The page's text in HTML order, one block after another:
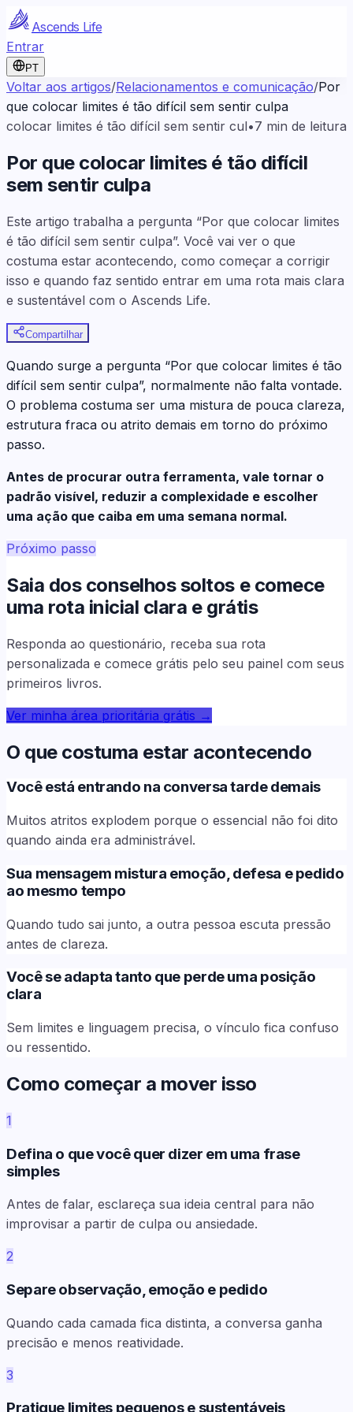
Ascends Life
Entrar
PT
Voltar aos artigos/Relacionamentos e comunicação/Por
que colocar limites é tão difícil sem sentir culpa
colocar limites é tão difícil sem sentir cul•7 min de leitura
Por que colocar limites é tão difícil
sem sentir culpa
Este artigo trabalha a pergunta “Por que colocar limites
é tão difícil sem sentir culpa”. Você vai ver o que
costuma estar acontecendo, como começar a corrigir
isso e quando faz sentido entrar em uma rota mais clara
e sustentável com o Ascends Life.
Compartilhar
Quando surge a pergunta “Por que colocar limites é tão
difícil sem sentir culpa”, normalmente não falta vontade.
O problema costuma ser uma mistura de pouca clareza,
estrutura fraca ou atrito demais em torno do próximo
passo.
Antes de procurar outra ferramenta, vale tornar o
padrão visível, reduzir a complexidade e escolher
uma ação que caiba em uma semana normal.
Próximo passo
Saia dos conselhos soltos e comece
uma rota inicial clara e grátis
Responda ao questionário, receba sua rota
personalizada e comece grátis pelo seu painel com seus
primeiros livros.
Ver minha área prioritária grátis →
O que costuma estar acontecendo
Você está entrando na conversa tarde demais
Muitos atritos explodem porque o essencial não foi dito
quando ainda era administrável.
Sua mensagem mistura emoção, defesa e pedido
ao mesmo tempo
Quando tudo sai junto, a outra pessoa escuta pressão
antes de clareza.
Você se adapta tanto que perde uma posição
clara
Sem limites e linguagem precisa, o vínculo fica confuso
ou ressentido.
Como começar a mover isso
1
Defina o que você quer dizer em uma frase
simples
Antes de falar, esclareça sua ideia central para não
improvisar a partir de culpa ou ansiedade.
2
Separe observação, emoção e pedido
Quando cada camada fica distinta, a conversa ganha
precisão e menos reatividade.
3
Pratique limites pequenos e sustentáveis